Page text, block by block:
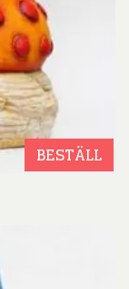
BESTÄLL